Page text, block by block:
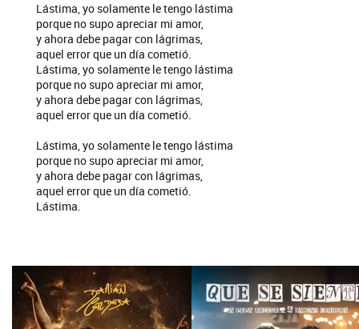
Lástima, yo solamente le tengo lástima
porque no supo apreciar mi amor,
y ahora debe pagar con lágrimas,
aquel error que un día cometió.
Lástima, yo solamente le tengo lástima
porque no supo apreciar mi amor,
y ahora debe pagar con lágrimas,
aquel error que un día cometió.
Lástima, yo solamente le tengo lástima
porque no supo apreciar mi amor,
y ahora debe pagar con lágrimas,
aquel error que un día cometió.
Lástima.